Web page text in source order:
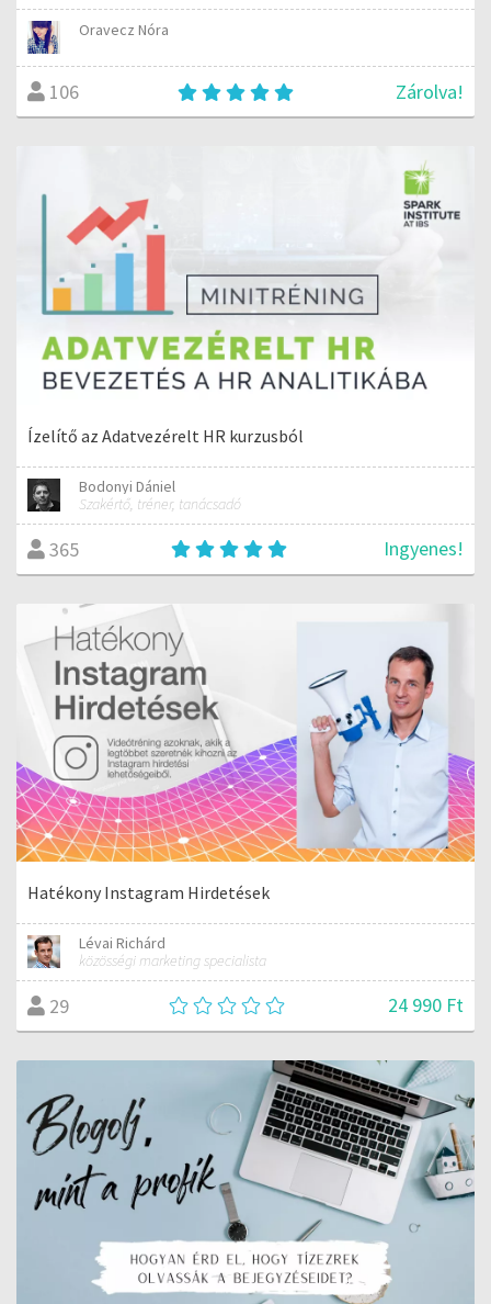
Oravecz Nóra
106 Zárolva!
Ízelítő az Adatvezérelt HR kurzusból
Bodonyi Dániel
Szakértő, tréner, tanácsadó
365 Ingyenes!
Hatékony Instagram Hirdetések
Lévai Richárd
közösségi marketing specialista
29 24 990 Ft